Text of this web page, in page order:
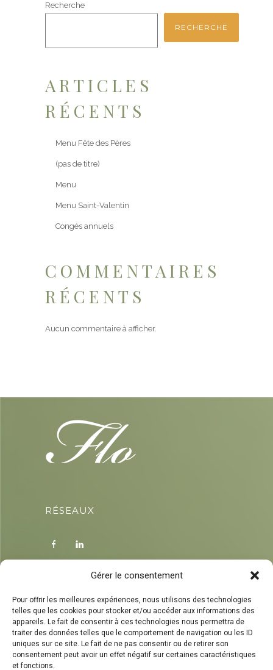
Gérer le consentement
Pour offrir les meilleures expériences, nous utilisons des technologies
telles que les cookies pour stocker et/ou accéder aux informations des
appareils. Le fait de consentir à ces technologies nous permettra de
traiter des données telles que le comportement de navigation ou les ID
uniques sur ce site. Le fait de ne pas consentir ou de retirer son
consentement peut avoir un effet négatif sur certaines caractéristiques
et fonctions.
Recherche
RECHERCHE
ARTICLES
RÉCENTS
Menu Fête des Pères
(pas de titre)
Menu
Menu Saint-Valentin
Congés annuels
COMMENTAIRES
RÉCENTS
Aucun commentaire à afficher.
RÉSEAUX
CONTACT
0472 76 53 90
Quai du Halage 266 | 4400 Awirs
info@florenceporignon.be